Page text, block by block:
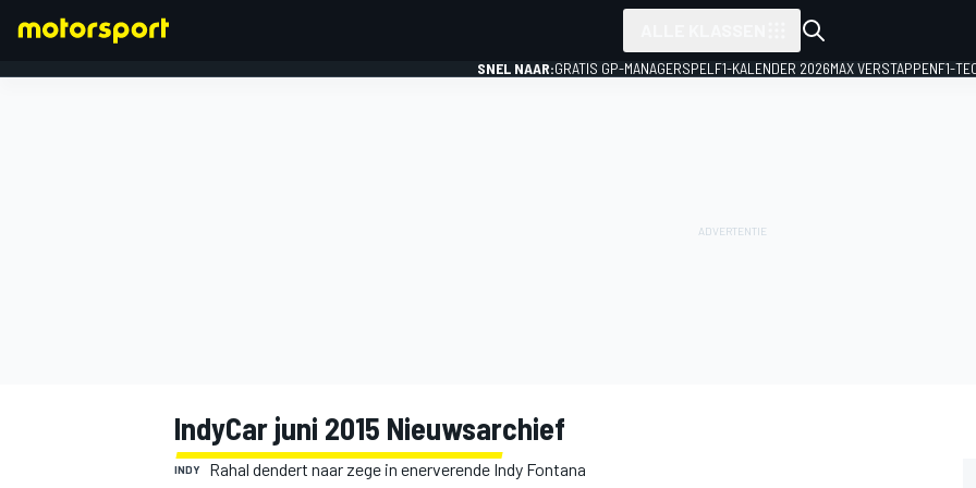
SNEL NAAR:GRATIS GP-MANAGERSPEL F1-KALENDER 2026MAX VERSTAPPENF1-
IndyCar juni 2015 Nieuwsarchief
INDY Rahal dendert naar zege in enerverende Indy Fontana